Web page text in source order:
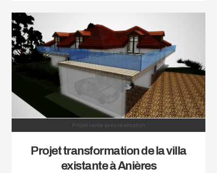
Projet vente avec réalisation
Projet transformation de la villa
existante à Anières